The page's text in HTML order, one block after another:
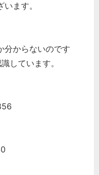
ます。
分からないのです
しています。